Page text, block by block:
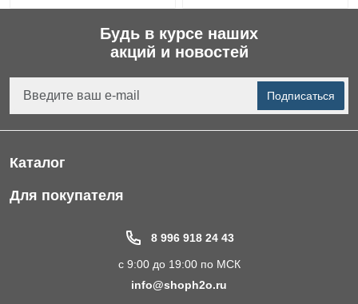
Будь в курсе наших
акций и новостей
Подписаться
Каталог
Фильтры для питьевой воды
Электрические Обогреватели
Для покупателя
8 996 918 24 43
с 9:00 до 19:00 по МСК
info@shoph2o.ru